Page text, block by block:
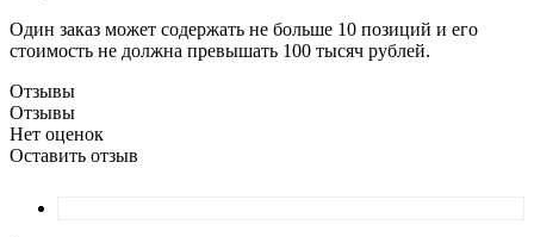
Один заказ может содержать не больше 10 позиций и его
стоимость не должна превышать 100 тысяч рублей.
Отзывы
Отзывы
Нет оценок
Оставить отзыв